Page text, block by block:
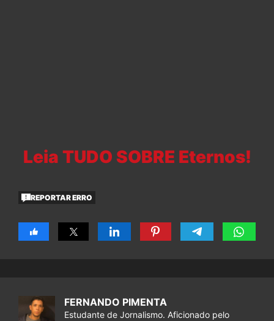
Leia TUDO SOBRE Eternos!
REPORTAR ERRO
FERNANDO PIMENTA
Estudante de Jornalismo. Aficionado pelo